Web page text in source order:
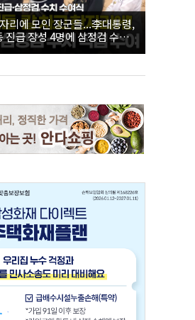
리에 모인 장군들...李대통령,
진급 장성 4명에 삼정검 수치
장성 진급·삼정검 수치